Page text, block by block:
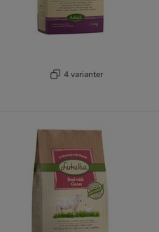
4 varianter